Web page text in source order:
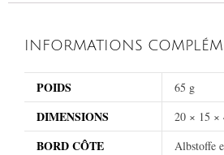
INFORMATIONS
POIDS 65 g
DIMENSIONS 20 × 15 ×
BORD CÔTE Albstoffe